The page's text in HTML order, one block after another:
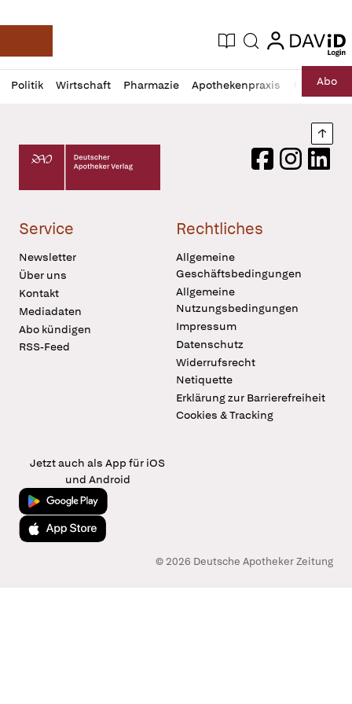
Deutsche Apotheker Zeitung
Aktuelle Ausgabe
Suche login
login
Politik Wirtschaft Pharmazie Apothekenpraxis RechtAbo
Profil
öffnen
Daz
Pur
Deutscher Apotheker Verlag Logo
FacebookInstagram
Service
Newsletter
Über uns
Kontakt
Mediadaten
Abo kündigen
RSS-Feed
Rechtliches
Allgemeine
Geschäftsbedingungen
Allgemeine
Nutzungsbedingungen
Impressum
Datenschutz
Widerrufsrecht
Netiquette
Erklärung zur Barrierefreiheit
Cookies & Tracking
Jetzt auch als App für iOS
und Android
Jetzt bei Google Play
Laden im App Store
© 2026 Deutsche Apotheker Zeitung